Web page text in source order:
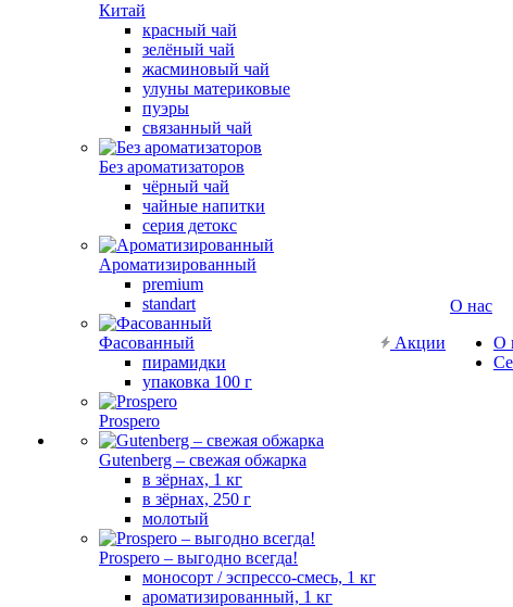
Китай
красный чай
зелёный чай
жасминовый чай
улуны материковые
пуэры
связанный чай
Без ароматизаторов
чёрный чай
чайные напитки
серия детокс
Ароматизированный
premium
standart
Фасованный
пирамидки
упаковка 100 г
Prospero
Gutenberg – свежая обжарка
в зёрнах, 1 кг
в зёрнах, 250 г
молотый
Prospero – выгодно всегда!
моносорт / эспрессо-смесь, 1 кг
ароматизированный, 1 кг
Акции
О нас
О